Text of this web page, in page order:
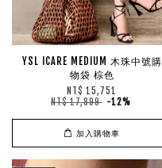
YSL ICARE MEDIUM 木珠中號購
物袋 棕色
NT$ 15,751
NT$ 17,899 -12%
加入購物車